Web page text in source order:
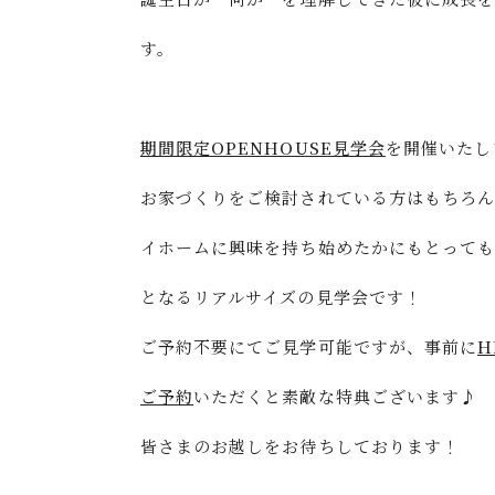
す。
期間限定OPENHOUSE見学会を開催いたし
お家づくりをご検討されている方はもちろ
イホームに興味を持ち始めたかにもとって
となるリアルサイズの見学会です！
ご予約不要にてご見学可能ですが、事前に
ご予約いただくと素敵な特典ございます♪
皆さまのお越しをお待ちしております！